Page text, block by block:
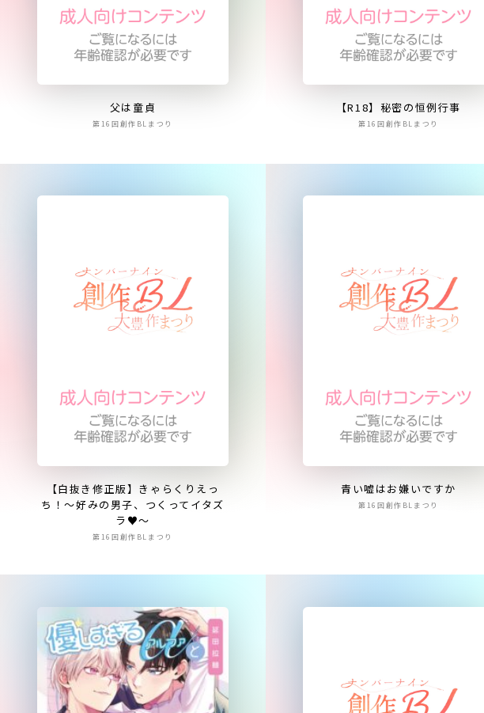
父は童貞
第16回創作BLまつり
【R18】秘密の恒例行事
第16回創作BLまつり
【白抜き修正版】きゃらくりえっ
ち！～好みの男子、つくってイタズ
ラ♥～
第16回創作BLまつり
青い嘘はお嫌いですか
第16回創作BLまつり